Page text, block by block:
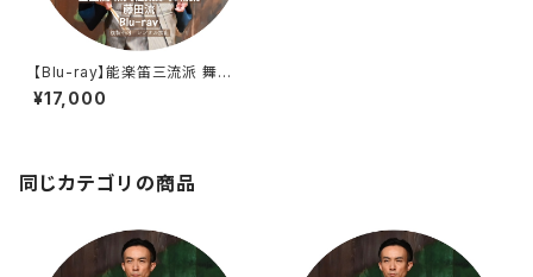
【Blu-ray】能楽笛三流派 舞物
集 藤田流
¥17,000
同じカテゴリの商品